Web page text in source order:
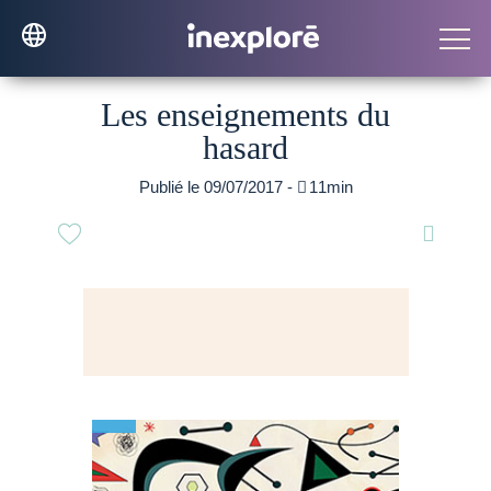
Les enseignements du
hasard
Publié le 09/07/2017 -  11min
